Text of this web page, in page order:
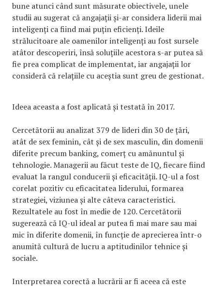
bune atunci când sunt măsurate obiectivele, unele
studii au sugerat că angajații și-ar considera liderii mai
inteligenți ca fiind mai puțin eficienți. Ideile
strălucitoare ale oamenilor inteligenți au fost sursele
atâtor descoperiri, însă soluțiile acestora s-ar putea să
fie prea complicat de implementat, iar angajații lor
consideră că relațiile cu aceștia sunt greu de gestionat.
Ideea aceasta a fost aplicată și testată în 2017.
Cercetătorii au analizat 379 de lideri din 30 de țări,
atât de sex feminin, cât și de sex masculin, din domenii
diferite precum banking, comerț cu amănuntul și
tehnologie. Managerii au făcut teste de IQ, fiecare fiind
evaluat la rangul conducerii și eficacității. IQ-ul a fost
corelat pozitiv cu eficacitatea liderului, formarea
strategiei, viziunea și alte câteva caracteristici.
Rezultatele au fost în medie de 120. Cercetătorii
sugerează că IQ-ul ideal ar putea fi mai mare sau mai
mic în diferite domenii, în funcție de aprecierea într-o
anumită cultură de lucru a aptitudinilor tehnice și
sociale.
Interpretarea corectă a lucrării ar fi aceea că este